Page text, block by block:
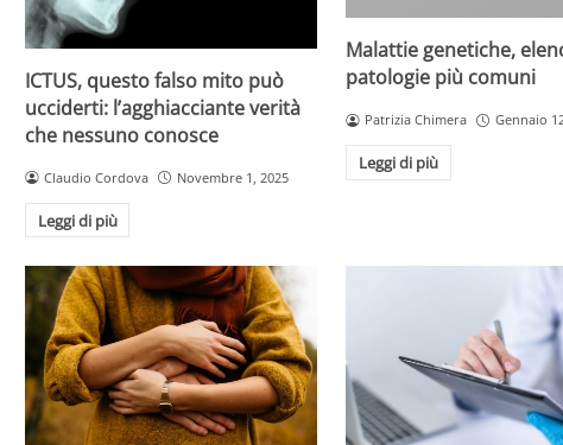
ICTUS, questo falso mito può
ucciderti: l’agghiacciante verità
che nessuno conosce
Claudio Cordova Novembre 1, 2025
Leggi di più
Malattie genetiche,
patologie più comuni
Patrizia Chimera Gennaio
Leggi di più